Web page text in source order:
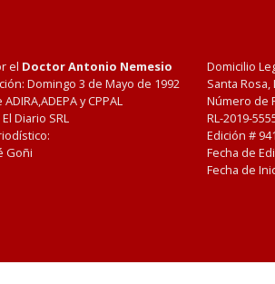
el Doctor Antonio Nemesio
Domingo 3 de Mayo de 1992
y CPPAL
Diario SRL
Goñi
Domicilio
Santa Rosa,
Número de
RL-2019-
Edición #
Fecha de
Fecha de